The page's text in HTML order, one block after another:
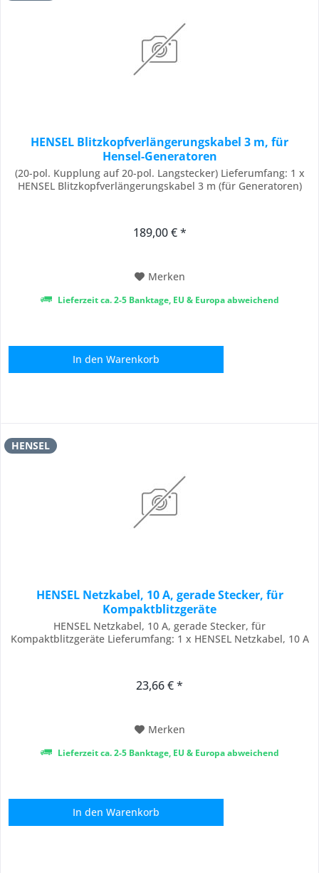
HENSEL Blitzkopfverlängerungskabel 3 m, für
Hensel-Generatoren
(20-pol. Kupplung auf 20-pol. Langstecker) Lieferumfang: 1 x
HENSEL Blitzkopfverlängerungskabel 3 m (für Generatoren)
189,00 € *
Merken
Lieferzeit ca. 2-5 Banktage, EU & Europa abweichend
In den Warenkorb
HENSEL
HENSEL Netzkabel, 10 A, gerade Stecker, für
Kompaktblitzgeräte
HENSEL Netzkabel, 10 A, gerade Stecker, für
Kompaktblitzgeräte Lieferumfang: 1 x HENSEL Netzkabel, 10 A
23,66 € *
Merken
Lieferzeit ca. 2-5 Banktage, EU & Europa abweichend
In den Warenkorb